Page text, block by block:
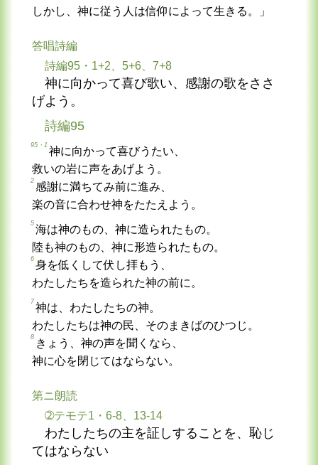
しかし、神に従う人は信仰によって生きる。」
答唱詩編
詩編95・1+2、5+6、7+8
神に向かって喜び歌い、感謝の歌をささ
げよう。
詩編95
95・1
神に向かって喜びうたい、
救いの岩に声をあげよう。
2
感謝に満ちてみ前に進み、
楽の音に合わせ神をたたえよう。
5
海は神のもの、神に造られたもの。
陸も神のもの、神に形造られたもの。
6
身を低くして伏し拝もう、
わたしたちを造られた神の前に。
7
神は、わたしたちの神。
わたしたちは神の民、そのまきばのひつじ。
8
きょう、神の声を聞くなら、
神に心を閉じてはならない。
第ニ朗読
➁テモテ1・6-8、13-14
わたしたちの主を証しすることを、恥じ
てはならない